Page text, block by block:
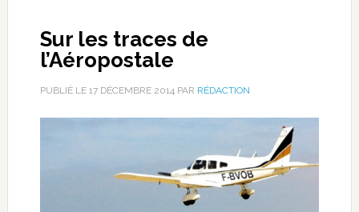
Sur les traces de
l’Aéropostale
PUBLIÉ LE 17 DÉCEMBRE 2014PAR RÉDACTION